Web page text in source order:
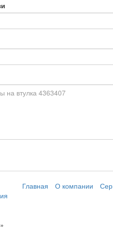
Главная О компании